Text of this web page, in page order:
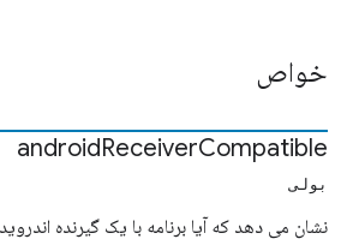
خواص
androidReceiverCompatible
بولی
نشان می دهد که آیا برنامه با یک گیرنده